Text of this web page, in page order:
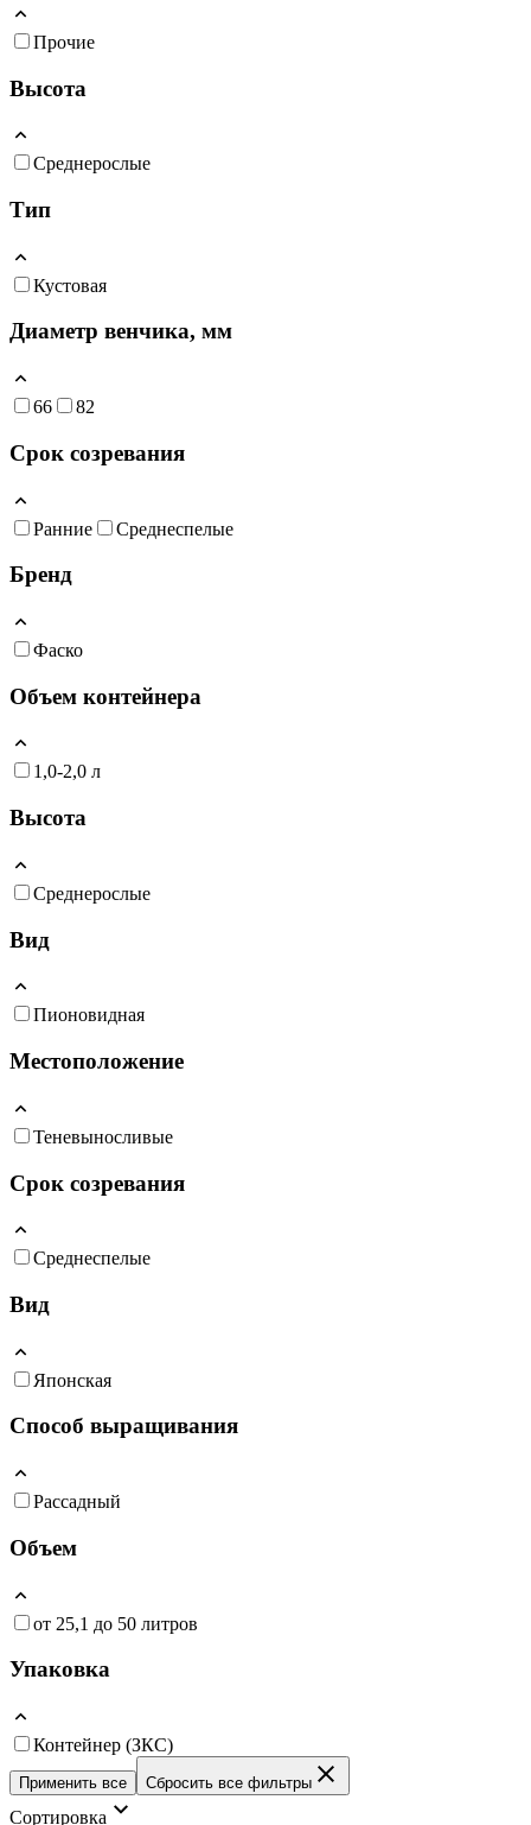
Прочие
Высота
Среднерослые
Тип
Кустовая
Диаметр венчика, мм
66 82
Срок созревания
Ранние Среднеспелые
Бренд
Фаско
Объем контейнера
1,0-2,0 л
Высота
Среднерослые
Вид
Пионовидная
Местоположение
Теневыносливые
Срок созревания
Среднеспелые
Вид
Японская
Способ выращивания
Рассадный
Объем
от 25,1 до 50 литров
Упаковка
Контейнер (ЗКС)
Применить все Сбросить все фильтры
Сортировка